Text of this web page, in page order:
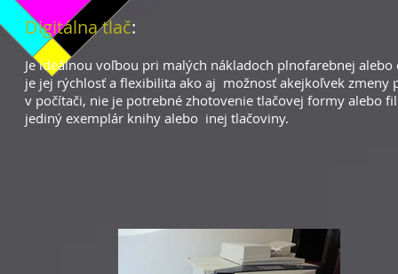
Digitálna tlač:
Je ideálnou voľbou pri malých nákladoch plnofarebnej
je jej rýchlosť a flexibilita ako aj možnosť akejkoľvek
v počítači, nie je potrebné zhotovenie tlačovej formy alebo
jediný exemplár knihy alebo inej tlačoviny.